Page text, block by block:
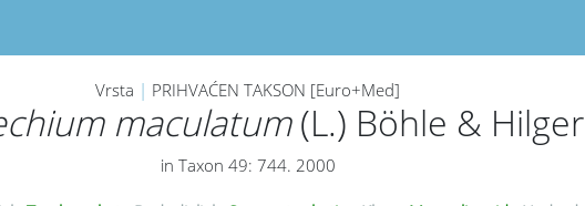
Vrsta | PRIHVAĆEN TAKSON [Euro+Med]
maculatum(L.) Böhle & Hilger
in Taxon 49: 744. 2000